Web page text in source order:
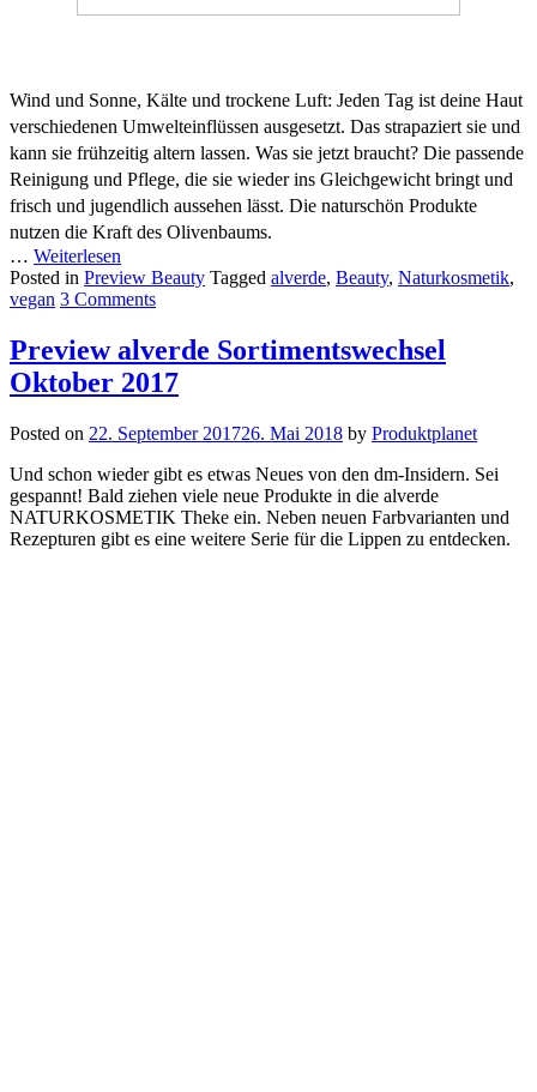
Wind und Sonne, Kälte und trockene Luft: Jeden Tag ist deine Haut
verschiedenen Umwelteinflüssen ausgesetzt. Das strapaziert sie und
kann sie frühzeitig altern lassen. Was sie jetzt braucht? Die passende
Reinigung und Pflege, die sie wieder ins Gleichgewicht bringt und
frisch und jugendlich aussehen lässt. Die naturschön Produkte
nutzen die Kraft des Olivenbaums.
… Weiterlesen
Posted in Preview Beauty Tagged alverde, Beauty, Naturkosmetik,
vegan 3 Comments
Preview alverde Sortimentswechsel
Oktober 2017
Posted on 22. September 201726. Mai 2018 by Produktplanet
Und schon wieder gibt es etwas Neues von den dm-Insidern. Sei
gespannt! Bald ziehen viele neue Produkte in die alverde
NATURKOSMETIK Theke ein. Neben neuen Farbvarianten und
Rezepturen gibt es eine weitere Serie für die Lippen zu entdecken.